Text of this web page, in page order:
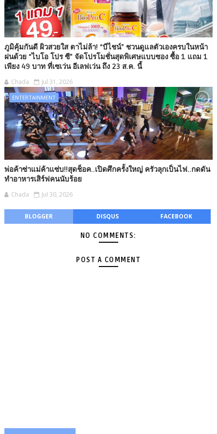
ภูมิคุ้มกันดี ผิวสวยใส ตาไม่ล้า! “บีไชน์” ชวนดูแลตัวเองครบในหน้า
ฝนด้วย “ไบโอ โปร ซี” จัดโปรโมชั่นสุดพิเศษแบบซอง ซื้อ 1 แถม 1
เพียง 49 บาท ที่เซเว่น อีเลฟเว่น ถึง 23 ส.ค. นี้
Chada Jul 31, 2026
ENTERTAINMENT
พ่อค้าซ่าแม่ค้าแซ่บ!!สุดช็อค..เปิดศึกครั้งใหญ่ ครัวลุกเป็นไฟ..กดดัน
ทำอาหารเสิร์ฟคนนับร้อย
Chada Jul 30, 2026
BLOGGER DISQUS FACEBOOK
NO COMMENTS:
POST A COMMENT